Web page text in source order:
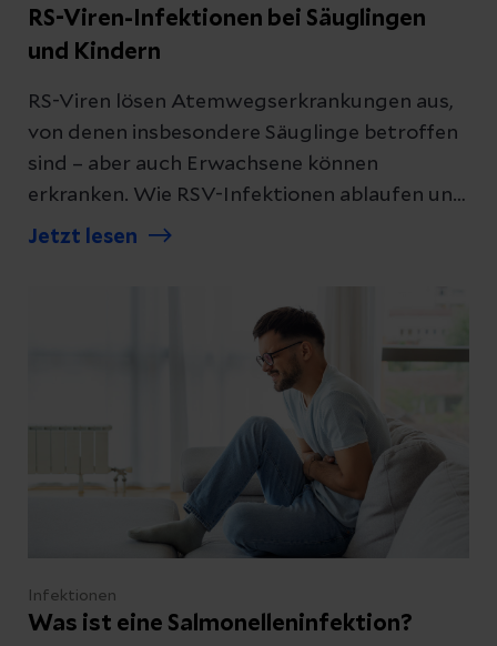
RS-Viren-Infektionen bei Säuglingen
und Kindern
RS-Viren lösen Atemwegserkrankungen aus,
von denen insbesondere Säuglinge betroffen
sind – aber auch Erwachsene können
erkranken. Wie RSV-Infektionen ablaufen und
wie sie behandelt werden, erfahren Sie hier.
Jetzt lesen
Infektionen
Was ist eine Salmonelleninfektion?